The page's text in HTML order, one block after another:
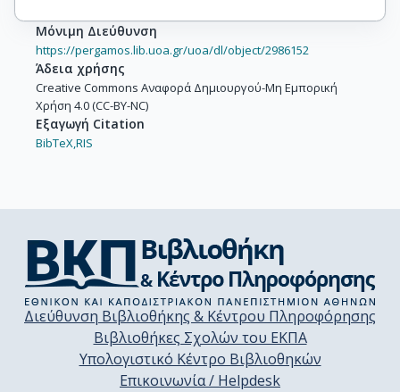
Μόνιμη Διεύθυνση
https://pergamos.lib.uoa.gr/uoa/dl/object/2986152
Άδεια χρήσης
Creative Commons Αναφορά Δημιουργού-Μη Εμπορική
Χρήση 4.0 (CC-BY-NC)
Εξαγωγή Citation
BibTeX,RIS
Διεύθυνση Βιβλιοθήκης & Κέντρου Πληροφόρησης
Βιβλιοθήκες Σχολών του ΕΚΠΑ
Υπολογιστικό Κέντρο Βιβλιοθηκών
Επικοινωνία / Helpdesk